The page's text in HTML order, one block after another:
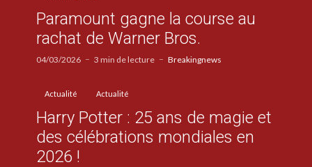
Paramount gagne la course au
rachat de Warner Bros.
04/03/2026 3 min de lecture Breakingnews
Actualité Actualité
Harry Potter : 25 ans de magie et
des célébrations mondiales en
2026 !